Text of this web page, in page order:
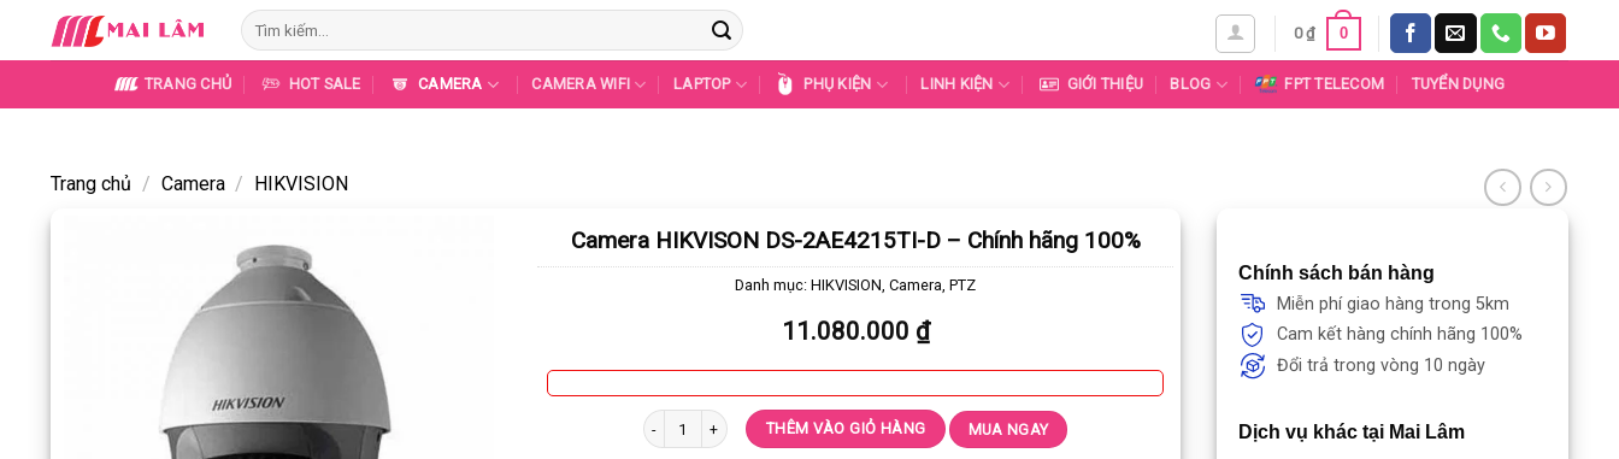
Tìm
kiếm:
0₫ 0
TRANG CHỦ HOT SALE CAMERA CAMERA WIFI LAPTOP PHỤ KIỆN LINH KIỆN GIỚI THIỆU BLOG FPT TELECOM TUYỂN DỤNG
Trang chủ / Camera / HIKVISION
Camera HIKVISON DS-2AE4215TI-D – Chính hãng 100%
Danh mục:HIKVISION,Camera,PTZ
11.080.000 ₫
Camera HIKVISON DS-2AE4215TI-D - Chính hãng 100% số lượng
THÊM VÀO GIỎ HÀNG MUA NGAY
Chính sách bán hàng
Miễn phí giao hàng trong 5km
Cam kết hàng chính hãng 100%
Đổi trả trong vòng 10 ngày
Dịch vụ khác tại Mai Lâm